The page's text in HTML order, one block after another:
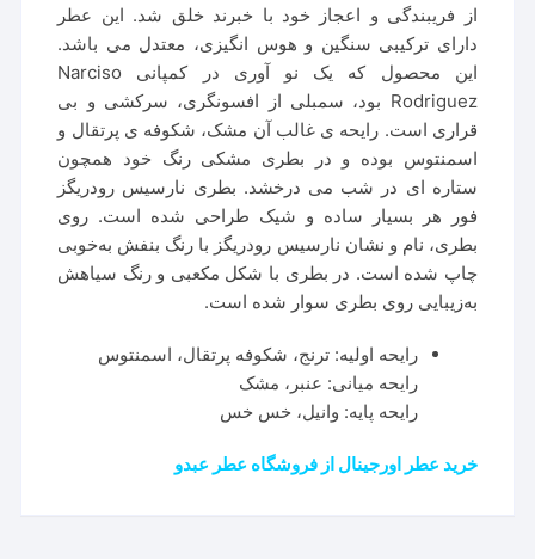
از فریبندگی و اعجاز خود با خبرند خلق شد. این عطر
دارای ترکیبی سنگین و هوس انگیزی، معتدل می باشد.
این محصول که یک نو آوری در کمپانی Narciso
Rodriguez بود، سمبلی از افسونگری، سرکشی و بی
قراری است. رایحه ی غالب آن مشک، شکوفه ی پرتقال و
اسمنتوس بوده و در بطری مشکی رنگ خود همچون
ستاره ای در شب می درخشد. بطری نارسیس رودریگز
فور هر بسیار ساده و شیک طراحی شده است. روی
بطری، نام و نشان نارسیس رودریگز با رنگ بنفش به‌خوبی
چاپ شده است. در بطری با شکل مکعبی و رنگ سیاهش
به‌زیبایی روی بطری سوار شده است.
رایحه اولیه: ترنج، شکوفه پرتقال، اسمنتوس
رایحه میانی: عنبر، مشک
رایحه پایه: وانیل، خس خس
خرید عطر اورجینال از فروشگاه عطر عبدو